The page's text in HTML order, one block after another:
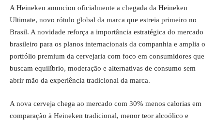
A Heineken anunciou oficialmente a chegada da Heineken
Ultimate, novo rótulo global da marca que estreia primeiro no
Brasil. A novidade reforça a importância estratégica do mercado
brasileiro para os planos internacionais da companhia e amplia o
portfólio premium da cervejaria com foco em consumidores que
buscam equilíbrio, moderação e alternativas de consumo sem
abrir mão da experiência tradicional da marca.
A nova cerveja chega ao mercado com 30% menos calorias em
comparação à Heineken tradicional, menor teor alcoólico e